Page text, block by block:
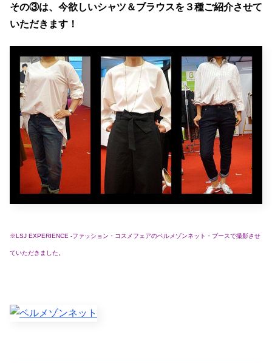
その③は、今欲しいシャツ＆ブラウスを３種ご紹介させて
いただきます！
※LSJ EXPERIENCE -ファッション・コスメフェアのベルメゾンネット・ブースで撮影させ
ていただきました。